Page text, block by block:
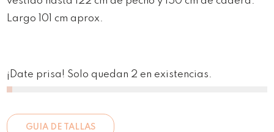
Largo 101 cm aprox.
¡Date prisa! Solo quedan 2 en existencias.
GUIA DE TALLAS